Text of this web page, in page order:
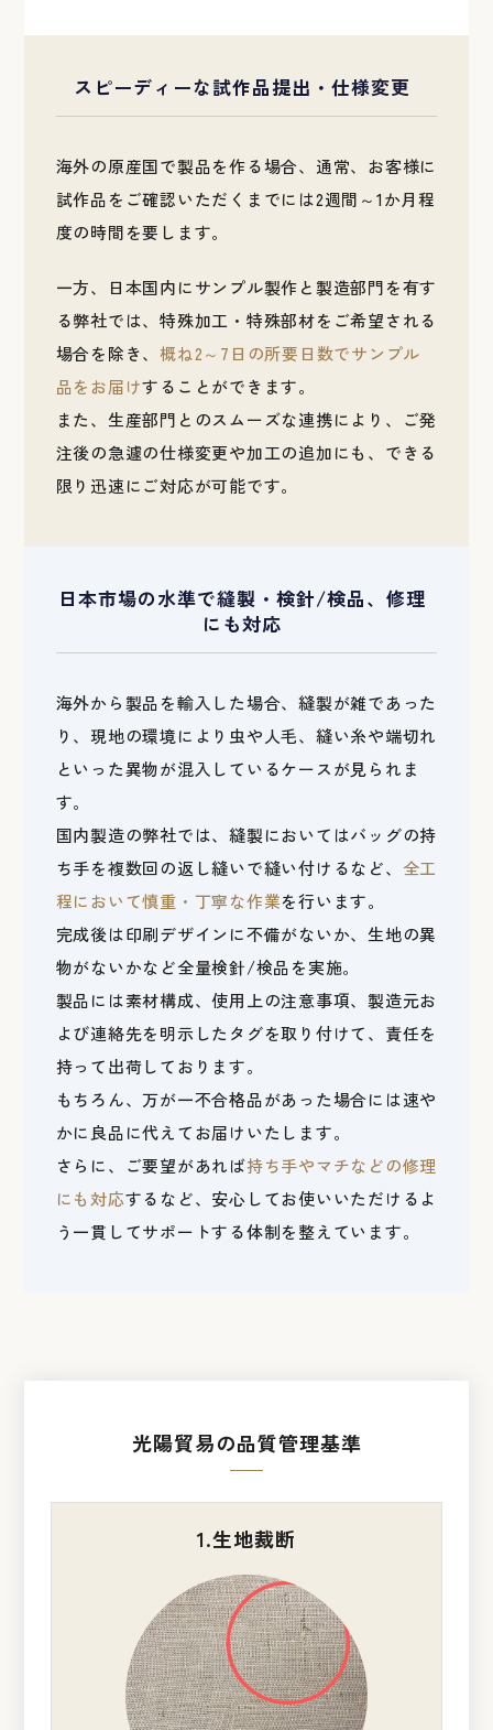
スピーディーな試作品提出・仕様変更
海外の原産国で製品を作る場合、通常、お客様に
試作品をご確認いただくまでには2週間～1か月程
度の時間を要します。
一方、日本国内にサンプル製作と製造部門を有す
る弊社では、特殊加工・特殊部材をご希望される
場合を除き、概ね2～7日の所要日数でサンプル
品をお届けすることができます。
また、生産部門とのスムーズな連携により、ご発
注後の急遽の仕様変更や加工の追加にも、できる
限り迅速にご対応が可能です。
日本市場の水準で縫製・検針/検品、修理
にも対応
海外から製品を輸入した場合、縫製が雑であった
り、現地の環境により虫や人毛、縫い糸や端切れ
といった異物が混入しているケースが見られま
す。
国内製造の弊社では、縫製においてはバッグの持
ち手を複数回の返し縫いで縫い付けるなど、 全工
程において慎重・丁寧な作業を行います。
完成後は印刷デザインに不備がないか、生地の異
物がないかなど全量検針/検品を実施。
製品には素材構成、使用上の注意事項、製造元お
よび連絡先を明示したタグを取り付けて、責任を
持って出荷しております。
もちろん、万が一不合格品があった場合には速や
かに良品に代えてお届けいたします。
さらに、ご要望があれば持ち手やマチなどの修理
にも対応するなど、安心してお使いいただけるよ
う一貫してサポートする体制を整えています。
光陽貿易の品質管理基準
1.生地裁断